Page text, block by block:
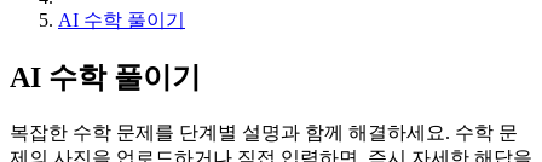
AI 수학 풀이기
AI 수학 풀이기
복잡한 수학 문제를 단계별 설명과 함께 해결하세요. 수학 문
제의 사진을 업로드하거나 직접 입력하면, 즉시 자세한 해답을